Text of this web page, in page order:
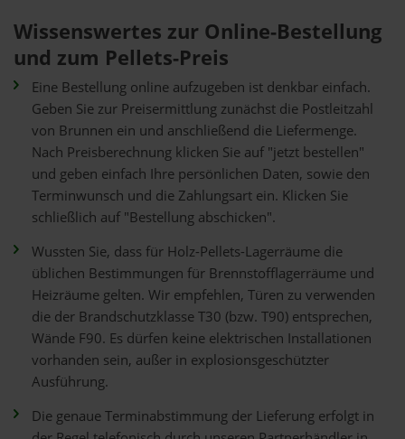
Wissenswertes zur Online-Bestellung
und zum Pellets-Preis
Eine Bestellung online aufzugeben ist denkbar einfach.
Geben Sie zur Preisermittlung zunächst die Postleitzahl
von Brunnen ein und anschließend die Liefermenge.
Nach Preisberechnung klicken Sie auf "jetzt bestellen"
und geben einfach Ihre persönlichen Daten, sowie den
Terminwunsch und die Zahlungsart ein. Klicken Sie
schließlich auf "Bestellung abschicken".
Wussten Sie, dass für Holz-Pellets-Lagerräume die
üblichen Bestimmungen für Brennstofflagerräume und
Heizräume gelten. Wir empfehlen, Türen zu verwenden
die der Brandschutzklasse T30 (bzw. T90) entsprechen,
Wände F90. Es dürfen keine elektrischen Installationen
vorhanden sein, außer in explosionsgeschützter
Ausführung.
Die genaue Terminabstimmung der Lieferung erfolgt in